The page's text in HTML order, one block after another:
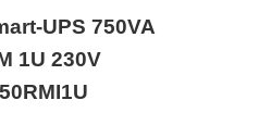
UPS 750VA
1U 230V